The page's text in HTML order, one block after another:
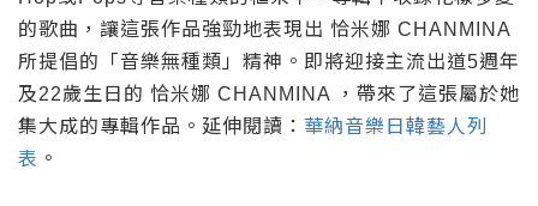
的歌曲，讓這張作品強勁地表現出 恰米娜 CHANMINA
所提倡的「音樂無種類」精神。即將迎接主流出道5週年
及22歲生日的 恰米娜 CHANMINA
，帶來了這張屬於她
集大成的專輯作品。延伸閱讀： 華納音樂日韓藝人列
表 。